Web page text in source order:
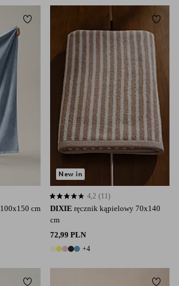
cm
Dodaj do ulubionych
DIXIE ręcznik kąpielowy 70x140
cm
72,99 PLN
9 kolory
+4
4,2 opierając się na 11 ocenach
4,2 (11)
New in